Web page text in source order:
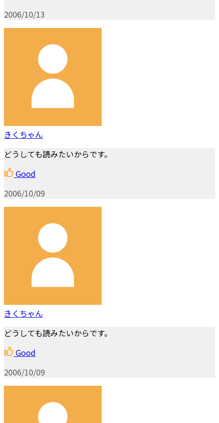
2006/10/13
きくちゃん
どうしても読みたいからです。
Good
2006/10/09
きくちゃん
どうしても読みたいからです。
Good
2006/10/09